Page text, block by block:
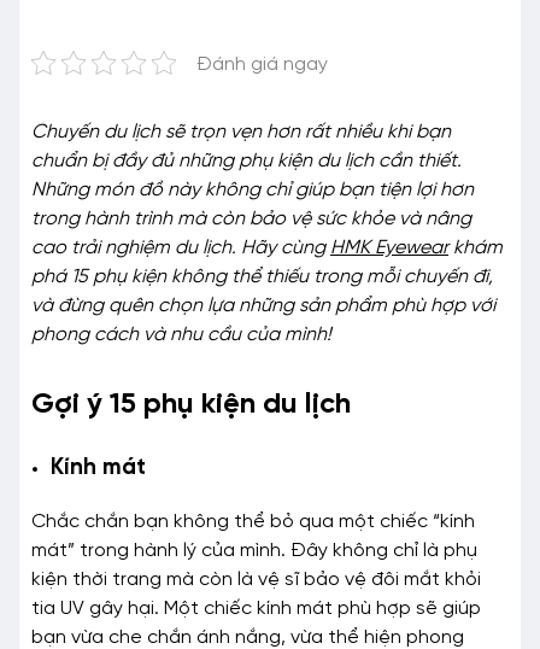
Đánh giá ngay
Chuyến du lịch sẽ trọn vẹn hơn rất nhiều khi bạn
chuẩn bị đầy đủ những phụ kiện du lịch cần thiết.
Những món đồ này không chỉ giúp bạn tiện lợi hơn
trong hành trình mà còn bảo vệ sức khỏe và nâng
cao trải nghiệm du lịch. Hãy cùng HMK Eyewearkhám
phá 15 phụ kiện không thể thiếu trong mỗi chuyến đi,
và đừng quên chọn lựa những sản phẩm phù hợp với
phong cách và nhu cầu của mình!
Gợi ý 15 phụ kiện du lịch
Kính mát
Chắc chắn bạn không thể bỏ qua một chiếc “kính
mát” trong hành lý của mình. Đây không chỉ là phụ
kiện thời trang mà còn là vệ sĩ bảo vệ đôi mắt khỏi
tia UV gây hại. Một chiếc kính mát phù hợp sẽ giúp
bạn vừa che chắn ánh nắng, vừa thể hiện phong